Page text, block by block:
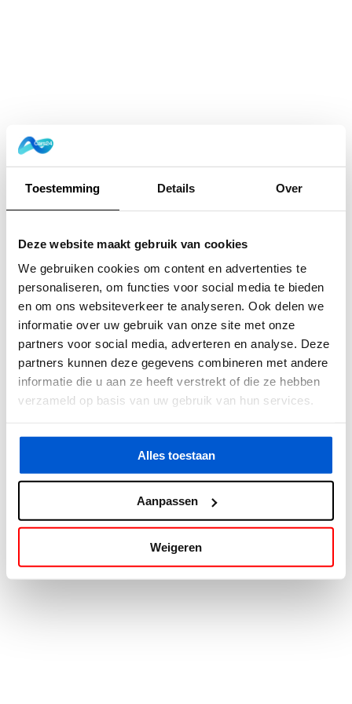
Toestemming Details Over
Deze website maakt gebruik van cookies
We gebruiken cookies om content en advertenties te
personaliseren, om functies voor social media te bieden
en om ons websiteverkeer te analyseren. Ook delen we
informatie over uw gebruik van onze site met onze
partners voor social media, adverteren en analyse. Deze
partners kunnen deze gegevens combineren met andere
informatie die u aan ze heeft verstrekt of die ze hebben
verzameld op basis van uw gebruik van hun services.
Alles toestaan
Aanpassen
Weigeren
Application error: a client-side exception has occurred while
loading www.cars24.nl(see the browser consolefor more
information).